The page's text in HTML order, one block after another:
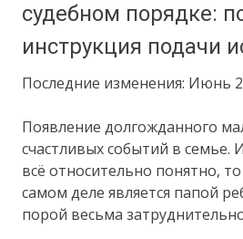
судебном порядке:
инструкция подачи
Последние изменения: Июнь
Появление долгожданного
счастливых событий в семье.
всё относительно понятно,
самом деле является папой
порой весьма